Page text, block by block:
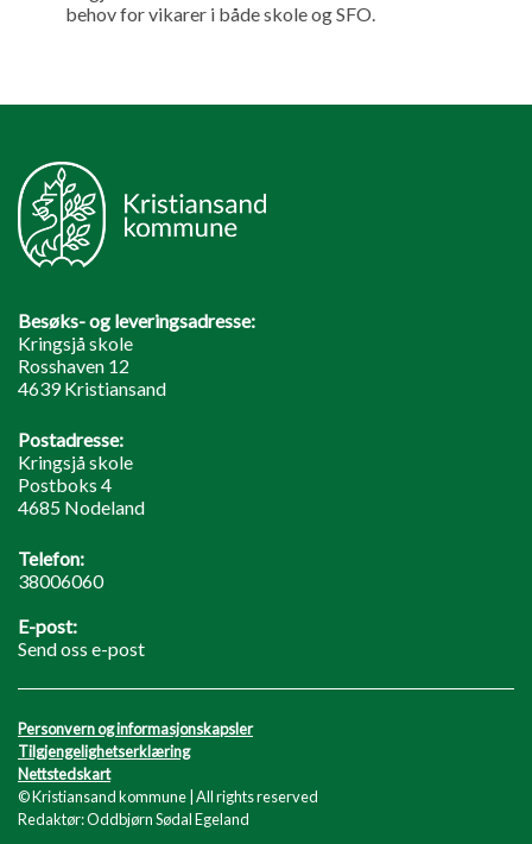
behov for vikarer i både skole og SFO.
Besøks- og leveringsadresse:
Kringsjå skole
Rosshaven 12
4639 Kristiansand
Postadresse:
Kringsjå skole
Postboks 4
4685 Nodeland
Telefon:
38006060
E-post:
Send oss e-post
Personvern og informasjonskapsler
Tilgjengelighetserklæring
Nettstedskart
© Kristiansand kommune | All rights reserved
Redaktør: Oddbjørn Sødal Egeland